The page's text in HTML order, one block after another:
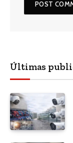
Últimas